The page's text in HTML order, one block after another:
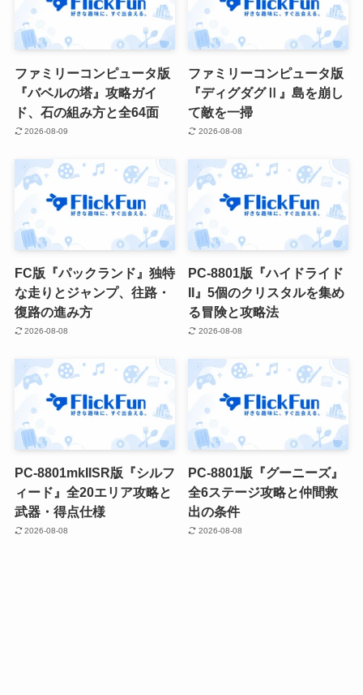
ファミリーコンピュータ版
『バベルの塔』攻略ガイ
ド、石の組み方と全64面
2026-08-09
ファミリーコンピュータ版
『ディグダグⅡ』島を崩し
て敵を一掃
2026-08-08
FC版『パックランド』独特
な走りとジャンプ、往路・
復路の進み方
2026-08-08
PC-8801版『ハイドライド
II』5個のクリスタルを集め
る冒険と攻略法
2026-08-08
PC-8801mkIISR版『シルフ
ィード』全20エリア攻略と
武器・得点仕様
2026-08-08
PC-8801版『グーニーズ』
全6ステージ攻略と仲間救
出の条件
2026-08-08